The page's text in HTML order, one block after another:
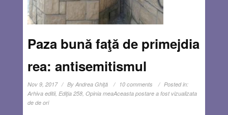
Paza bună faţă de primejdia
rea: antisemitismul
Nov 9, 2017 By Andrea Ghiţă 10 comments
Posted in:
Arhiva editii, Ediţia 258, Opinia meaAceasta postare a fost vizualizata
de de ori